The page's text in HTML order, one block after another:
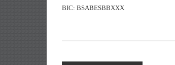
BIC: BSABESBBXXX